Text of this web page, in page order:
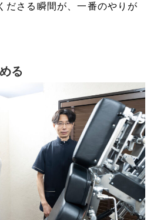
ださる瞬間が、一番のやりが
る